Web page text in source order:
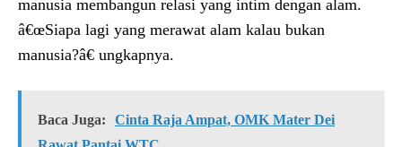
manusia membangun relasi yang intim dengan alam.
â€œSiapa lagi yang merawat alam kalau bukan
manusia?â€ ungkapnya.
Baca Juga:
Cinta Raja Ampat, OMK Mater Dei